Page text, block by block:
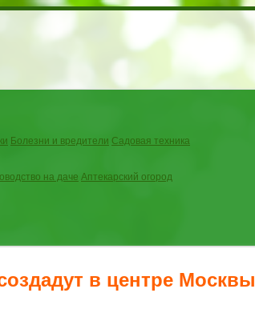
Болезни и вредители Садовая техника
на даче Аптекарский огород
в центре Москвы